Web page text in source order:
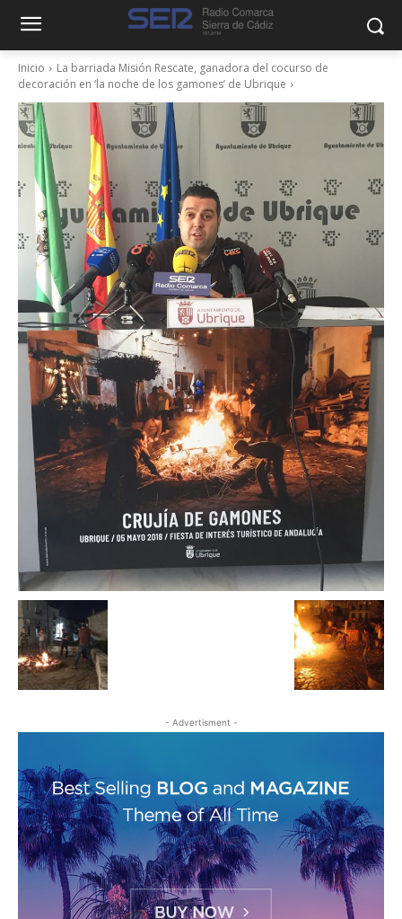
Inicio
La barriada Misión Rescate, ganadora del cocurso de
decoración en ‘la noche de los gamones’ de Ubrique
- Advertisment -